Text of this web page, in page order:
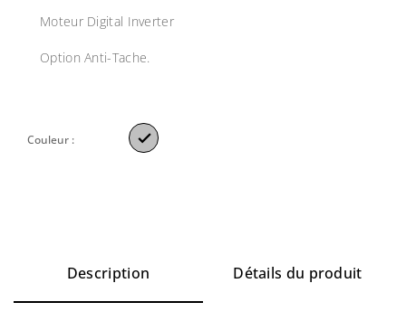
Moteur Digital Inverter
Option Anti-Tache.
Couleur : 
Description Détails du produit